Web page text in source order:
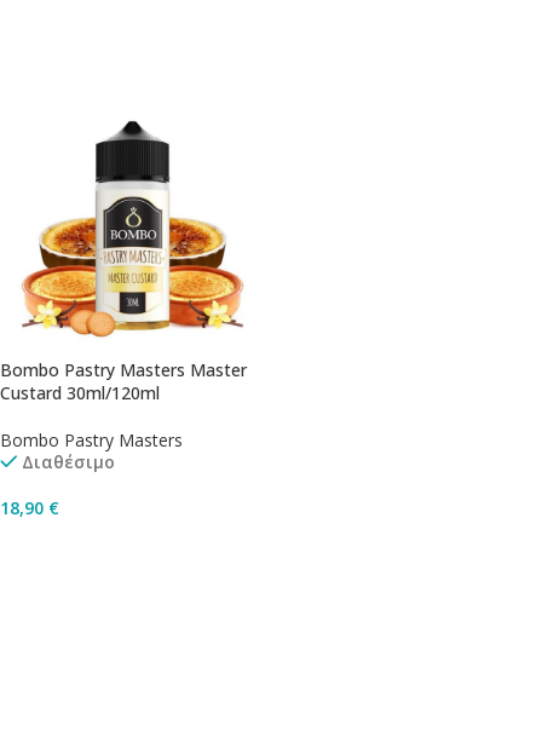
Bombo Pastry Masters Master
Custard 30ml/120ml
Bombo Pastry Masters
Διαθέσιμο
18,90 €